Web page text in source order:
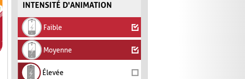
INTENSITÉ D'ANIMATION
Faible
Moyenne
Élevée